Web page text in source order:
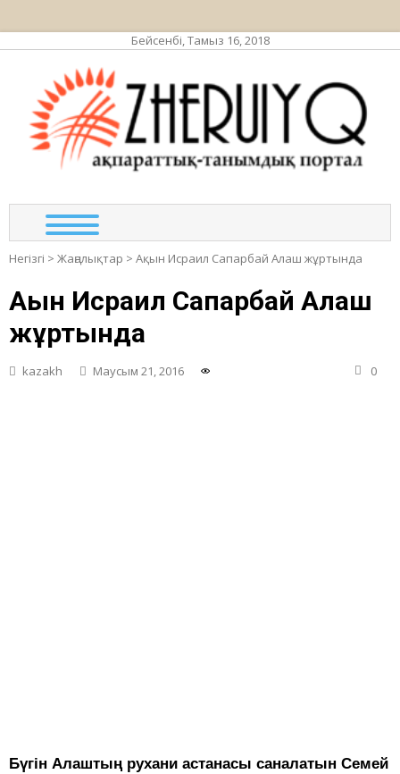
Бейсенбі, Тамыз 16, 2018
Негізгі > Жаңалықтар > Ақын Исраил Сапарбай Алаш жұртында
Ақын Исраил Сапарбай Алаш
жұртында
kazakh Маусым 21, 2016 0
Бүгін Алаштың рухани астанасы саналатын Семей